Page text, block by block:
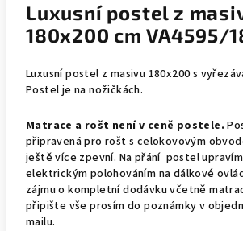
Luxusní postel z
180x200 cm VA4595/
Luxusní postel z masivu 180x200 s
Postel je na nožičkách.
Matrace a rošt není v ceně postele.
připravená pro rošt s celokovovým
ještě více zpevní. Na přání postel
elektrickým polohováním na dálkové
zájmu o kompletní dodávku včetně
připište vše prosím do poznámky v
mailu.